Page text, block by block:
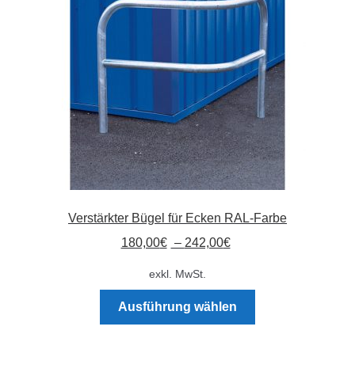
Verstärkter Bügel für Ecken RAL-Farbe
180,00€ – 242,00€
exkl. MwSt.
Ausführung wählen